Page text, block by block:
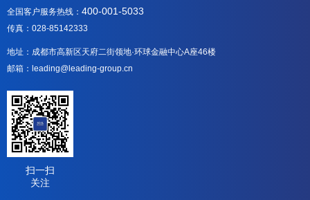
全国客户服务热线： 400-001-5033
传真：028-85142333
地址：成都市高新区天府二街领地·环球金融中心A座46楼
邮箱：leading@leading-group.cn
扫一扫
关注